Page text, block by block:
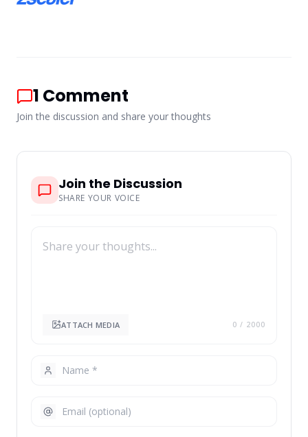
1 Comment
Join the discussion and share your thoughts
Join the Discussion
SHARE YOUR VOICE
ATTACH MEDIA 0 / 2000